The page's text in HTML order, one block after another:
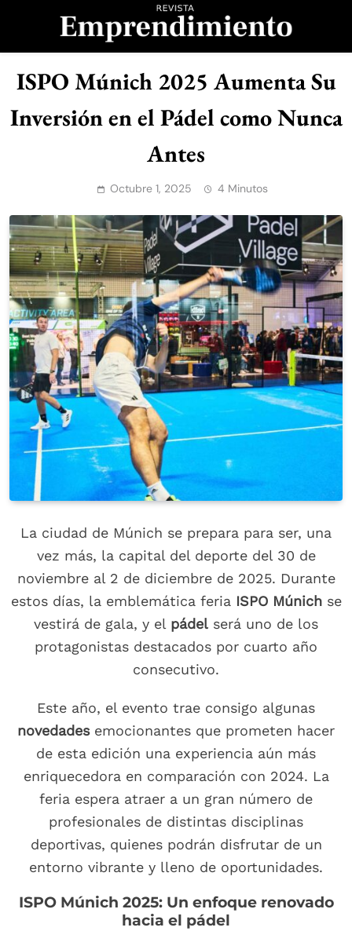
Revista
Emprendimiento
ISPO Múnich 2025 Aumenta Su
Inversión en el Pádel como Nunca
Antes
Octubre 1, 2025 4 Minutos
La ciudad de Múnich se prepara para ser, una
vez más, la capital del deporte del 30 de
noviembre al 2 de diciembre de 2025. Durante
estos días, la emblemática feria ISPO Múnichse
vestirá de gala, y el pádel será uno de los
protagonistas destacados por cuarto año
consecutivo.
Este año, el evento trae consigo algunas
novedadesemocionantes que prometen hacer
de esta edición una experiencia aún más
enriquecedora en comparación con 2024. La
feria espera atraer a un gran número de
profesionales de distintas disciplinas
deportivas, quienes podrán disfrutar de un
entorno vibrante y lleno de oportunidades.
ISPO Múnich 2025: Un enfoque renovado
hacia el pádel